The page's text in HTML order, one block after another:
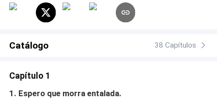
Catálogo 38 Capítulos
Capítulo 1
1. Espero que morra entalada.